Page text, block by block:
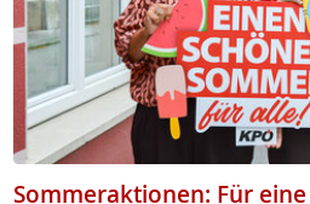
Sommeraktionen: Für